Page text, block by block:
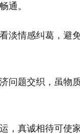
通。
淡情感纠葛，避
问题交织，虽物
，真诚相待可使